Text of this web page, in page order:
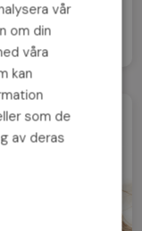
vår
om din
våra
kan
som de
av deras